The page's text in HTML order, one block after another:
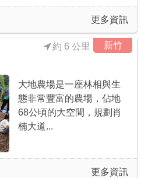
更多資訊
新竹
約 6 公里
大地農場是一座林相與生
態非常豐富的農場，佔地
68公頃的大空間，規劃肖
楠大道...
更多資訊